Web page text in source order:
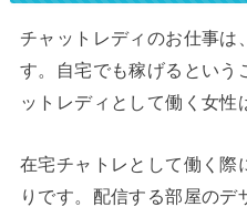
チャットレディのお仕事は
す。自宅でも稼げるという
ットレディとして働く女性
在宅チャトレとして働く際
りです。配信する部屋の